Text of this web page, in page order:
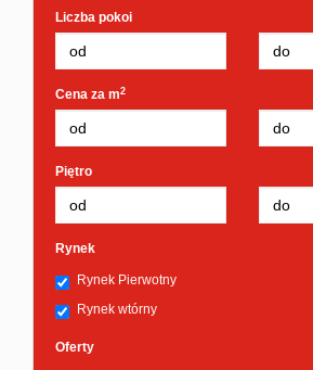
Liczba pokoi
Cena za m2
Piętro
Rynek
Rynek Pierwotny
Rynek wtórny
Oferty